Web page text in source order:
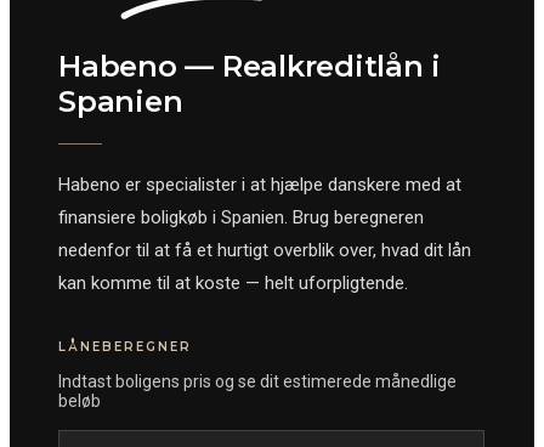
Habeno — Realkreditlån i
Spanien
Habeno er specialister i at hjælpe danskere med at
finansiere boligkøb i Spanien. Brug beregneren
nedenfor til at få et hurtigt overblik over, hvad dit lån
kan komme til at koste — helt uforpligtende.
LÅNEBEREGNER
Indtast boligens pris og se dit estimerede månedlige
beløb